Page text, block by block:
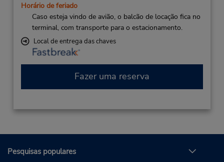
Horário de feriado
Caso esteja vindo de avião, o balcão de locação fica no
terminal, com transporte para o estacionamento.
Local de entrega das chaves
Fazer uma reserva
Pesquisas populares